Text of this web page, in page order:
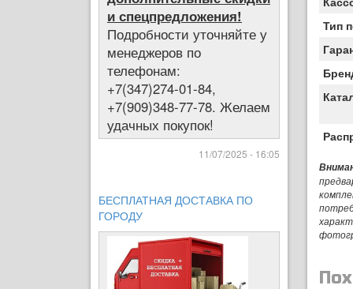
и спецпредложения!
Подробности уточняйте у
менеджеров по
телефонам:
+7(347)274-01-84,
+7(909)348-77-78. Желаем
удачных покупок!
11/07/2025 - 16:05
БЕСПЛАТНАЯ ДОСТАВКА ПО
ГОРОДУ
Тип